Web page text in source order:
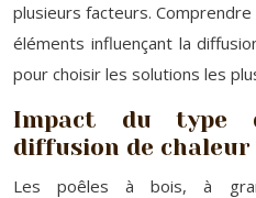
plusieurs facteurs.
éléments influençant la
pour choisir les solutions les
Impact du type
diffusion de chaleur
Les poêles à bois, à